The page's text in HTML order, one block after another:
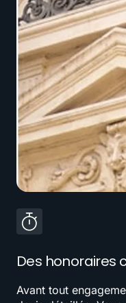
Des honoraires
Avant tout